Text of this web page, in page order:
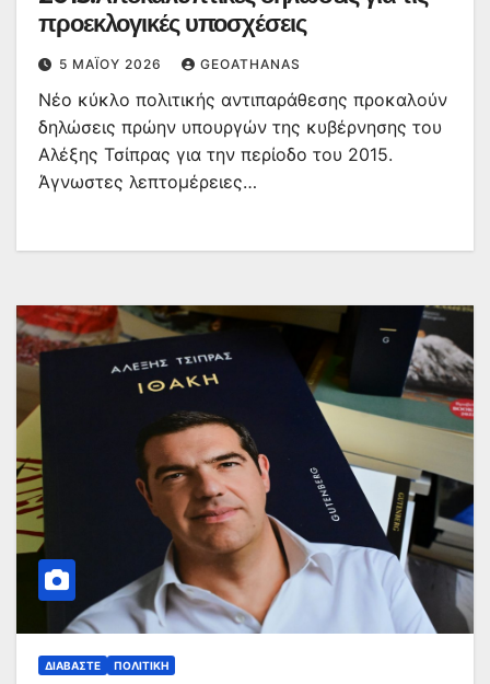
προεκλογικές υποσχέσεις
5 ΜΑΪ́ΟΥ 2026 GEOATHANAS
Νέο κύκλο πολιτικής αντιπαράθεσης προκαλούν
δηλώσεις πρώην υπουργών της κυβέρνησης του
Αλέξης Τσίπρας για την περίοδο του 2015.
Άγνωστες λεπτομέρειες…
ΔΙΑΒΆΣΤΕ ΠΟΛΙΤΙΚΉ